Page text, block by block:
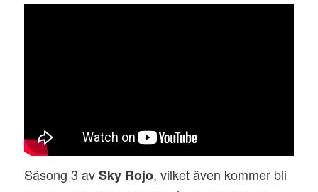
Säsong 3 avSky Rojo, vilket även kommer bli